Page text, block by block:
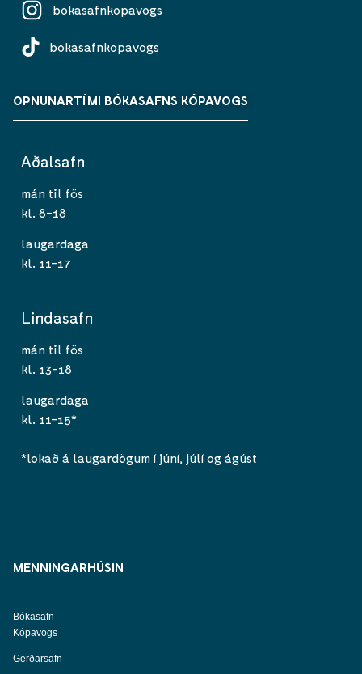
bokasafnkopavogs
bokasafnkopavogs
OPNUNARTÍMI BÓKASAFNS KÓPAVOGS
Aðalsafn
mán til fös
kl. 8-18
laugardaga
kl. 11-17
Lindasafn
mán til fös
kl. 13-18
laugardaga
kl. 11-15*
*lokað á laugardögum í júní, júlí og ágúst
MENNINGARHÚSIN
Bókasafn
Kópavogs
Gerðarsafn